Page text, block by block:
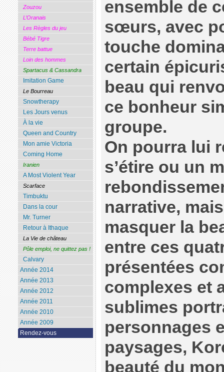
ensemble de
sœurs, avec
touche
certain
beau qui
ce bonheur
groupe.
On pourra lui
s’étire ou un
narrative,
masquer la
entre ces
présentées
complexes et
sublimes
personnages
paysages,
beauté du
Zouzou
L’Oranais
Les Règles du jeu
Bébé Tigre
Terre battue
Loin des hommes
Spartacus & Cassandra
Imitation Game
Le Bourreau
Snowtherapy
Les Jours venus
À la vie
Queen and Country
Mon amie Victoria
Coming Home
Iranien
A Most Violent Year
Scarface
Timbuktu
Dans la cour
Mr. Turner
Retour à Ithaque
La Vie de château
Pôle emploi, ne quittez pas !
Calvary
Année 2014
Année 2013
Année 2012
Année 2011
Année 2010
Année 2009
Rendez-vous